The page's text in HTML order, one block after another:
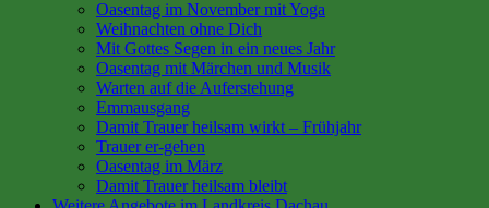
Oasentag im November mit Yoga
Weihnachten ohne Dich
Mit Gottes Segen in ein neues Jahr
Oasentag mit Märchen und Musik
Warten auf die Auferstehung
Emmausgang
Damit Trauer heilsam wirkt – Frühjahr
Trauer er-gehen
Oasentag im März
Damit Trauer heilsam bleibt